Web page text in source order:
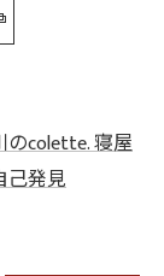
のcolette. 寝屋
己発見